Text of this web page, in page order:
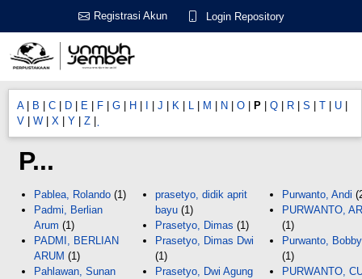
Registrasi Akun Login Repository
A| B C D E F G H J K L M N O P Q R S T U
V
W X Y Z
P...
Pablea, Rolando (1)
Padmi, Berlian
Arum (1)
PADMI, BERLIAN
ARUM (1)
Pahlawan, Sunan
prasetyo, didik aprit
bayu (1)
Prasetyo, Dimas (1)
Prasetyo, Dimas Dwi
(1)
Prasetyo, Dwi Agung
Purwanto, Andi
PURWANTO,
(1)
Purwanto, Bobby
(1)
PURWANTO,